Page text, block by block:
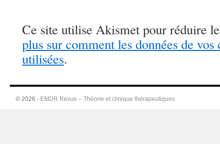
Ce site utilise Akismet pour réduire
plus sur comment les données de
utilisées.
© 2026 - EMDR Revue – Théorie et clinique thérapeutiques